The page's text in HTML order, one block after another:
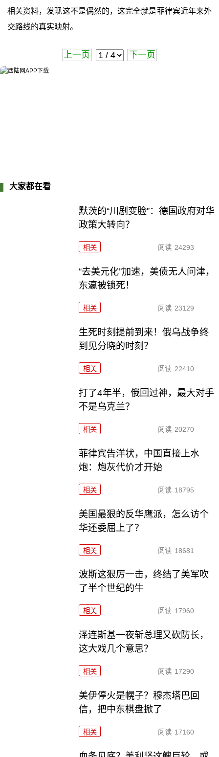
相关资料，发现这不是偶然的，这完全就是菲律宾近年来外
交路线的真实映射。
上一页 下一页
大家都在看
默茨的“川剧变脸”：德国政府对华
政策大转向？
相关 阅读 24293
“去美元化”加速，美债无人问津，
东瀛被锁死！
相关 阅读 23129
生死时刻提前到来！俄乌战争终
到见分晓的时刻？
相关 阅读 22410
打了4年半，俄回过神，最大对手
不是乌克兰？
相关 阅读 20270
菲律宾告洋状，中国直接上水
炮：炮灰代价才开始
相关 阅读 18795
美国最狠的反华鹰派，怎么访个
华还委屈上了？
相关 阅读 18681
波斯这狠厉一击，终结了美军吹
了半个世纪的牛
相关 阅读 17960
泽连斯基一夜斩总理又砍防长，
这大戏几个意思？
相关 阅读 17290
美伊停火是幌子？穆杰塔巴回
信，把中东棋盘掀了
相关 阅读 17160